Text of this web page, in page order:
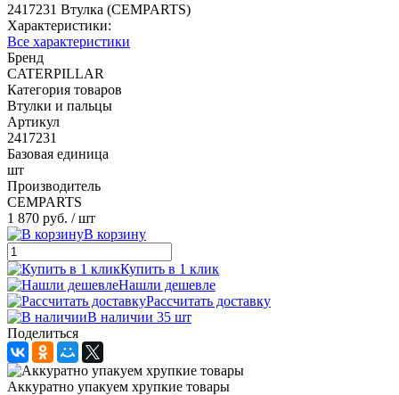
2417231 Втулка (CEMPARTS)
Характеристики:
Все характеристики
Бренд
CATERPILLAR
Категория товаров
Втулки и пальцы
Артикул
2417231
Базовая единица
шт
Производитель
CEMPARTS
1 870 руб. / шт
В корзину
Купить в 1 клик
Нашли дешевле
Рассчитать доставку
В наличии 35 шт
Поделиться
Аккуратно упакуем хрупкие товары